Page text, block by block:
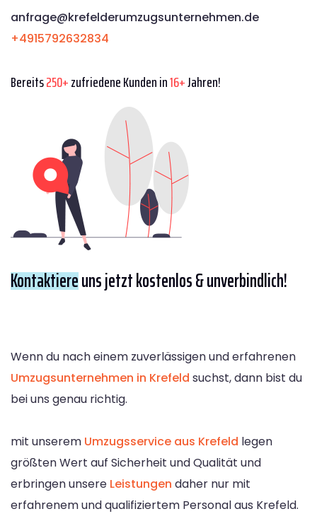
anfrage@krefelderumzugsunternehmen.de
+4915792632834
Bereits250+zufriedene Kunden in16+Jahren!
Kontaktiereuns jetzt kostenlos & unverbindlich!
Wenn du nach einem zuverlässigen und erfahrenen
Umzugsunternehmen in Krefeld suchst, dann bist du
bei uns genau richtig.
mit unserem Umzugsservice aus Krefeld legen
größten Wert auf Sicherheit und Qualität und
erbringen unsere Leistungen daher nur mit
erfahrenem und qualifiziertem Personal aus Krefeld.